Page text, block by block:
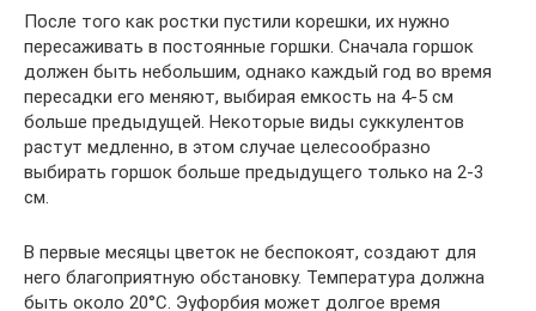
После того как ростки пустили корешки, их нужно
пересаживать в постоянные горшки. Сначала горшок
должен быть небольшим, однако каждый год во время
пересадки его меняют, выбирая емкость на 4-5 см
больше предыдущей. Некоторые виды суккулентов
растут медленно, в этом случае целесообразно
выбирать горшок больше предыдущего только на 2-3
см.
В первые месяцы цветок не беспокоят, создают для
него благоприятную обстановку. Температура должна
быть около 20°С. Эуфорбия может долгое время